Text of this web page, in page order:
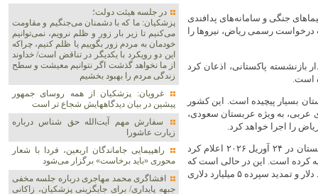
ادعا کرد که ۱۰ هزار سرباز، هواپیماهای جنگی و سامانه‌های پدافندی
درخواست رسمی ریاض، نیروها را
بازنشسته پاکستانی، اذعان کرد
است.
بسیار پیچیده است. این کشور
عربی، به ویژه عربستان سعودی،
را اجرا خواهد کرد.
این وابستگی ریشه در بحران مالی عمیق پاکستان دارد. بانک مرکزی پاکستان در ۲۴ آوریل ۲۰۲۶ اعلام کرد
را تسویه کرده است. این در حالی است که
عربستان سعودی نیز در ۱۶ آوریل ۲۰۲۶، سپرده جدیدی به ارزش ۳ میلیارد دلار و تمدید سپرده ۵ میلیارد دلاری
در جلسه هیئت دولت؛
پزشکیان: ما که با دشمنان می‌جنگیم و مقاومت
می‌کنیم تا زیر بار زور و ظلم نرویم، نمی‌توانیم
خودمان به مردم زور بگوییم یا ظلم کنیم، چراکه
این دو رویکرد با یکدیگر در تناقض است/ خداوند
از ما نخواهد گذشت اگر نتوانیم معیشت و سطح
زندگی مردم را بهبود بخشیم
غرویان: پزشکیان از همه روسای جمهور
پیشین در بیان دیدگاههایش شجاع تر است
سفارش مهم آیت‌الله حق شناس درباره
زیارت عاشورا
راهپیمایی جاماندگان اربعین، فردا با شعار
محوری «باید برخاست» برگزار می‌شود
افشاگری محمد مهاجری درباره جلسه مخفی
جبهه پایداری/ برای جایگزینی پزشکیان، زاکانی